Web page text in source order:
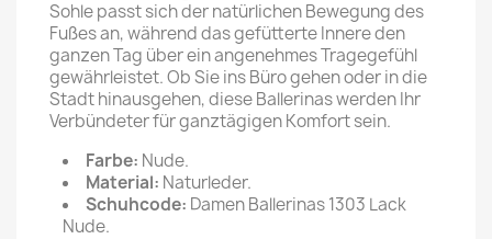
Sohle passt sich der natürlichen Bewegung des
Fußes an, während das gefütterte Innere den
ganzen Tag über ein angenehmes Tragegefühl
gewährleistet. Ob Sie ins Büro gehen oder in die
Stadt hinausgehen, diese Ballerinas werden Ihr
Verbündeter für ganztägigen Komfort sein.
Farbe: Nude.
Material: Naturleder.
Schuhcode: Damen Ballerinas 1303 Lack
Nude.